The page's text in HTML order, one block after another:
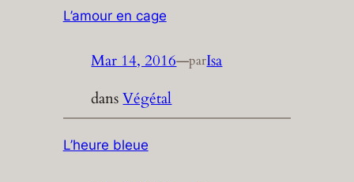
L’amour en cage
Mar 14, 2016—parIsa
dansVégétal
L’heure bleue